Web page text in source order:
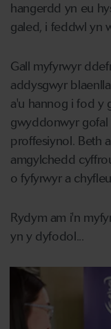
hangerdd yn eu
galed, i feddwl yn
Gall myfyrwyr
addysgwyr
a'u hannog i fod y
gwyddonwyr
proffesiynol. Beth
amgylchedd
o fyfyrwyr a
Rydym am i'n
yn y dyfodol...